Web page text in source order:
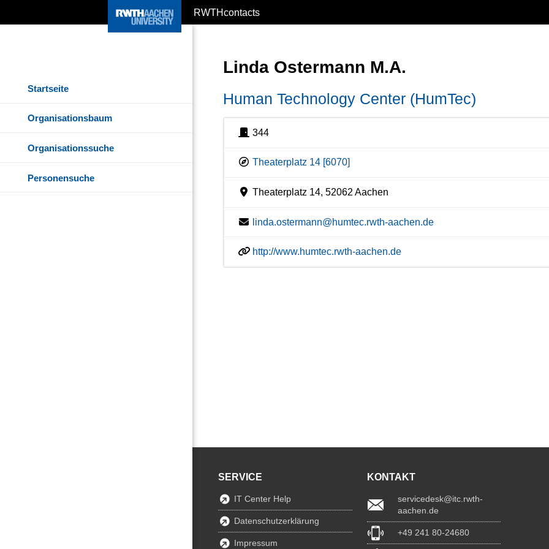
RWTHcontacts
Startseite
Organisationsbaum
Organisationssuche
Personensuche
Linda Ostermann M.A.
Human Technology Center (HumTec)
344
Theaterplatz 14 [6070]
Theaterplatz 14, 52062 Aachen
linda.ostermann@humtec.rwth-aachen.de
http://www.humtec.rwth-aachen.de
SERVICE
IT Center Help
Datenschutzerklärung
Impressum
KONTAKT
servicedesk@itc.rwth-
aachen.de
+49 241 80-24680